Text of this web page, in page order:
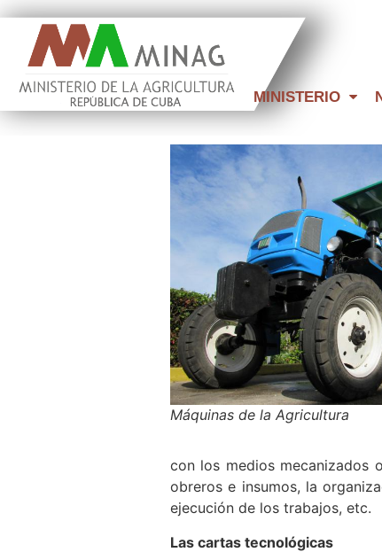
MINISTERIO
Máquinas de la Agricultura
con los medios mecanizados
obreros e insumos, la
ejecución de los trabajos, etc.
Las cartas tecnológicas